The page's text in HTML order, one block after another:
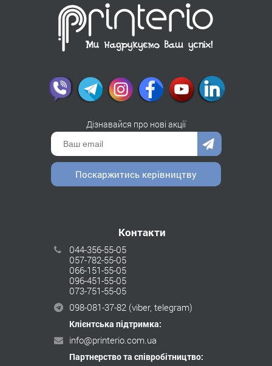
Дізнавайся про нові акції
Поскаржитись керівництву
Контакти
044-356-55-05
057-782-55-05
066-151-55-05
096-451-55-05
073-751-55-05
098-081-37-82 (viber, telegram)
Клієнтська підтримка:
info@printerio.com.ua
Партнерство та співробітництво: